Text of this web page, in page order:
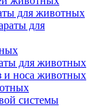
для животных
для
для животных
и носа животных
системы